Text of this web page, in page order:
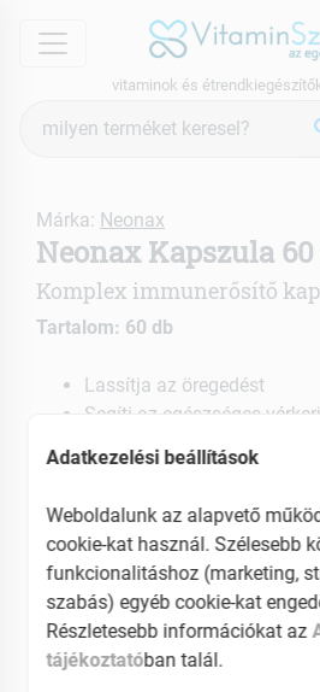
menu
vitaminok és
keresés
Márka: Neonax
Neonax Kapszula 60
Komplex immunerősítő
Tartalom: 60 db
Lassítja az öregedést
Segíti az egészséges
Adatkezelési beállítások
Weboldalunk az alapvető
cookie-kat használ. Szélesebb
funkcionalitáshoz (marketing,
szabás) egyéb cookie-kat
Részletesebb információkat az
tájékoztatóban talál.